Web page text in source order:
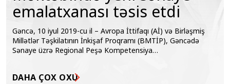
emalatxanası təsis etdi
Gəncə, 10 iyul 2019-cu il – Avropa İttifaqı (Aİ) və Birləşmiş
Millətlər Təşkilatının İnkişaf Proqramı (BMTİP), Gəncədə
Sənaye üzrə Regional Peşə Kompetensiya…
DAHA ÇOX OXU